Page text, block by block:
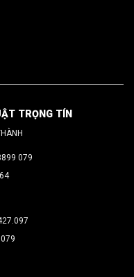
TRỌNG TÍN
079